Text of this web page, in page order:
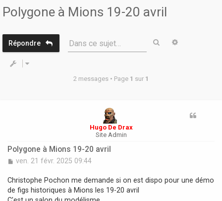
Polygone à Mions 19-20 avril
Répondre Dans ce sujet… Rechercher
2 messages • Page 1 sur 1
Hugo De Drax
Site Admin
Polygone à Mions 19-20 avril
M
s
a
ven. 21 févr. 2025 09:44
Christophe Pochon me demande si on est dispo pour une démo
de figs historiques à Mions les 19-20 avril